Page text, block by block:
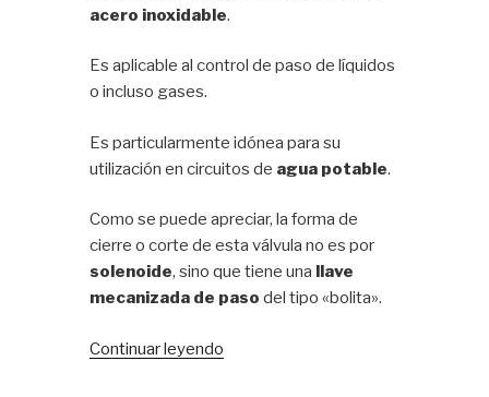
acero inoxidable.
Es aplicable al control de paso de líquidos
o incluso gases.
Es particularmente idónea para su
utilización en circuitos de agua potable.
Como se puede apreciar, la forma de
cierre o corte de esta válvula no es por
solenoide, sino que tiene una
llave
mecanizada de paso del tipo «bolita».
Continuar leyendo